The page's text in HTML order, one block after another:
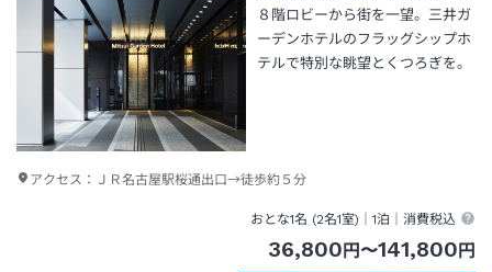
８階ロビーから街を一望。三井ガ
ーデンホテルのフラッグシップホ
テルで特別な眺望とくつろぎを。
アクセス： ＪＲ名古屋駅桜通出口→徒歩約５分
おとな1名 (2名1室)｜1泊 ｜消費税込
36,800円〜141,800円